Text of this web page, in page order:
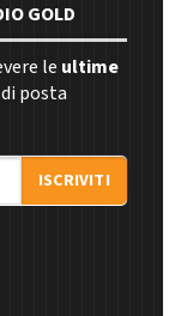
GOLD
le ultime
posta
ISCRIVITI